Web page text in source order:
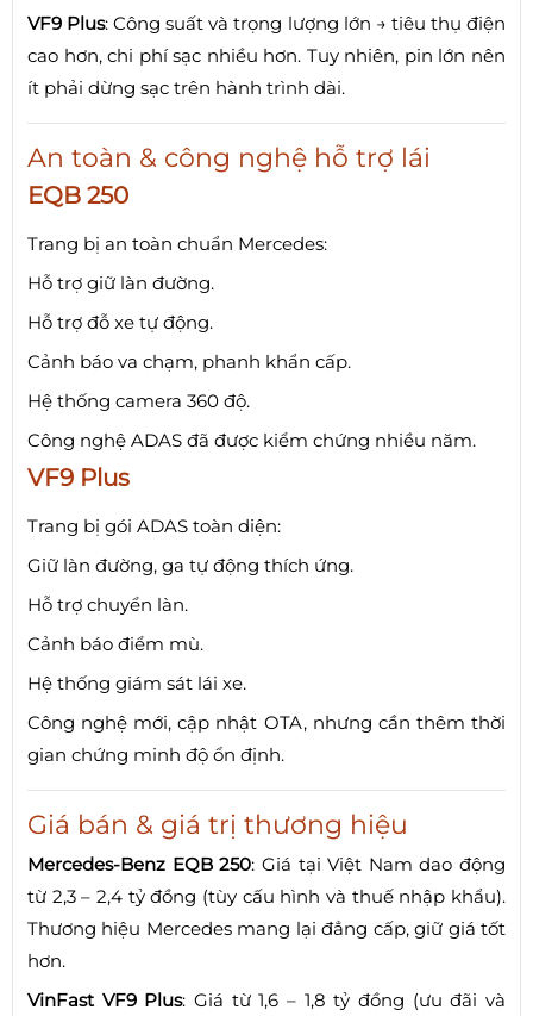
VF9 Plus: Công suất và trọng lượng lớn → tiêu thụ điện
cao hơn, chi phí sạc nhiều hơn. Tuy nhiên, pin lớn nên
ít phải dừng sạc trên hành trình dài.
An toàn & công nghệ hỗ trợ lái
EQB 250
Trang bị an toàn chuẩn Mercedes:
Hỗ trợ giữ làn đường.
Hỗ trợ đỗ xe tự động.
Cảnh báo va chạm, phanh khẩn cấp.
Hệ thống camera 360 độ.
Công nghệ ADAS đã được kiểm chứng nhiều năm.
VF9 Plus
Trang bị gói ADAS toàn diện:
Giữ làn đường, ga tự động thích ứng.
Hỗ trợ chuyển làn.
Cảnh báo điểm mù.
Hệ thống giám sát lái xe.
Công nghệ mới, cập nhật OTA, nhưng cần thêm thời
gian chứng minh độ ổn định.
Giá bán & giá trị thương hiệu
Mercedes-Benz EQB 250: Giá tại Việt Nam dao động
từ 2,3 – 2,4 tỷ đồng (tùy cấu hình và thuế nhập khẩu).
Thương hiệu Mercedes mang lại đẳng cấp, giữ giá tốt
hơn.
VinFast VF9 Plus: Giá từ 1,6 – 1,8 tỷ đồng (ưu đãi và